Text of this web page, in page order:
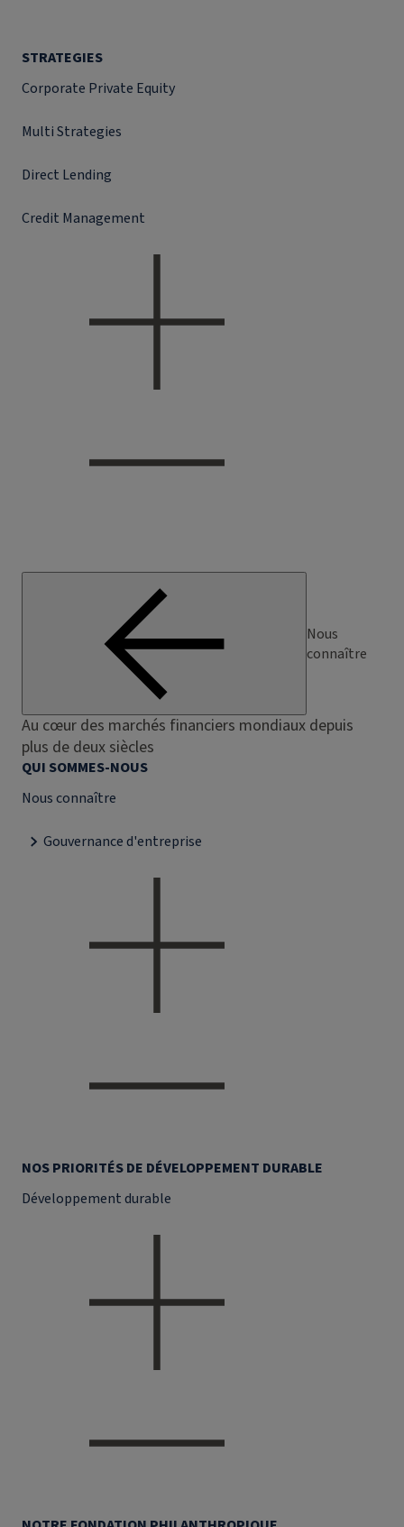
STRATEGIES
Corporate Private Equity
Multi Strategies
Direct Lending
Credit Management
Nous
connaître
Au cœur des marchés financiers mondiaux depuis
plus de deux siècles
QUI SOMMES-NOUS
Nous connaître
Gouvernance d'entreprise
NOS PRIORITÉS DE DÉVELOPPEMENT DURABLE
Développement durable